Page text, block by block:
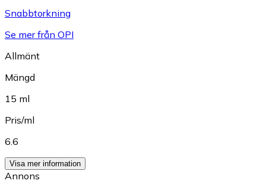
Snabbtorkning
Se mer från OPI
Allmänt
Mängd
15 ml
Pris/ml
6.6
Visa mer information
Annons